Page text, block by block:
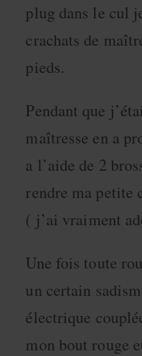
plug dans le cul
crachats de
pieds.
Pendant que
maîtresse en a
a l’aide de 2
rendre ma petite
( j’ai vraiment
Une fois toute
un certain
électrique
mon bout rouge